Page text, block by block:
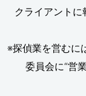
クライアントに
※探偵業を営むに
委員会に“営